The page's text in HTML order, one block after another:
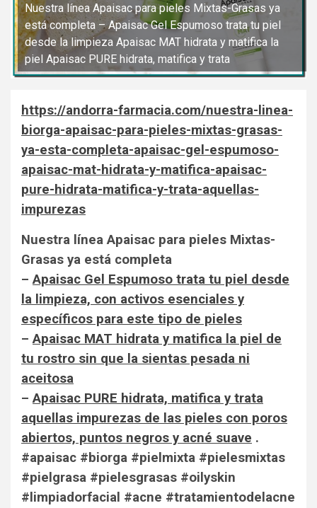
Nuestra línea Apaisac para pieles Mixtas-Grasas ya
está completa – Apaisac Gel Espumoso trata tu piel
desde la limpieza Apaisac MAT hidrata y matifica la
piel Apaisac PURE hidrata, matifica y trata
https://andorra-farmacia.com/nuestra-linea-
biorga-apaisac-para-pieles-mixtas-grasas-
ya-esta-completa-apaisac-gel-espumoso-
apaisac-mat-hidrata-y-matifica-apaisac-
pure-hidrata-matifica-y-trata-aquellas-
impurezas
Nuestra línea Apaisac para pieles Mixtas-
Grasas ya está completa
–Apaisac Gel Espumoso trata tu piel desde
la limpieza, con activos esenciales y
específicos para este tipo de pieles
–Apaisac MAT hidrata y matifica la piel de
tu rostro sin que la sientas pesada ni
aceitosa
–Apaisac PURE hidrata, matifica y trata
aquellas impurezas de las pieles con poros
abiertos, puntos negros y acné suave .
#apaisac #biorga #pielmixta #pielesmixtas
#pielgrasa #pielesgrasas #oilyskin
#limpiadorfacial #acne #tratamientodelacne